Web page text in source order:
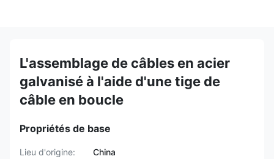
L'assemblage de câbles en acier
galvanisé à l'aide d'une tige de
câble en boucle
Propriétés de base
Lieu d'origine:
China